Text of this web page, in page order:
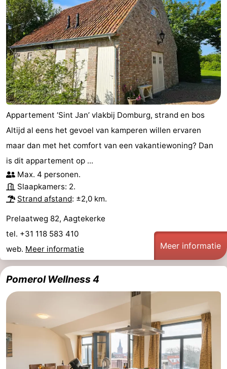
Appartement ‘Sint Jan’ vlakbij Domburg, strand en bos
Altijd al eens het gevoel van kamperen willen ervaren
maar dan met het comfort van een vakantiewoning? Dan
is dit appartement op ...
Max. 4 personen.
Slaapkamers: 2.
Strand afstand: ±2,0 km.
Prelaatweg 82, Aagtekerke
tel. +31 118 583 410
web. Meer informatie Meer informatie
Pomerol Wellness 4